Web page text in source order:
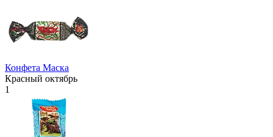
Конфета Маска
Красный октябрь
1